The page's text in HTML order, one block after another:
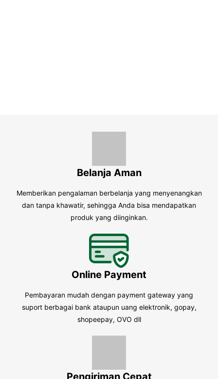
Belanja Aman
Memberikan pengalaman berbelanja yang menyenangkan
dan tanpa khawatir, sehingga Anda bisa mendapatkan
produk yang diinginkan.
Online Payment
Pembayaran mudah dengan payment gateway yang
suport berbagai bank ataupun uang elektronik, gopay,
shopeepay, OVO dll
Pengiriman Cepat